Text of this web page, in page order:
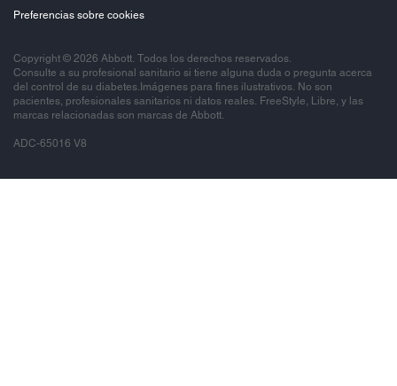
Preferencias sobre cookies
Copyright © 2026 Abbott. Todos los derechos reservados.
Consulte a su profesional sanitario si tiene alguna duda o pregunta acerca
del control de su diabetes.Imágenes para fines ilustrativos. No son
pacientes, profesionales sanitarios ni datos reales. FreeStyle, Libre, y las
marcas relacionadas son marcas de Abbott.
ADC-65016 V8